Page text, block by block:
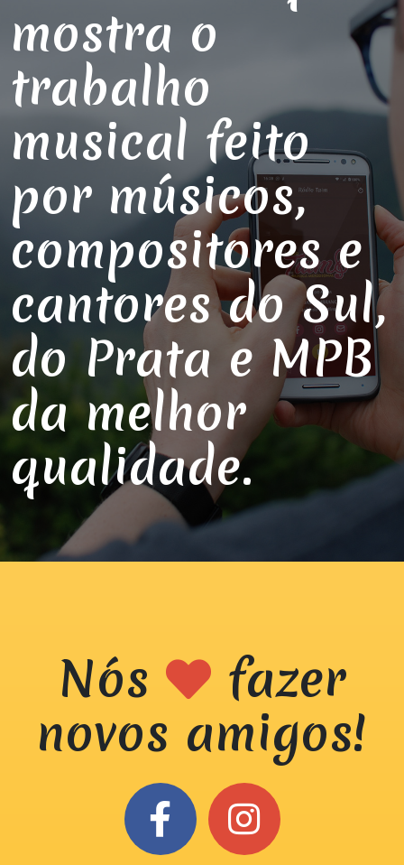
mostra o
trabalho
musical feito
por músicos,
compositores e
cantores do Sul,
do Prata e MPB
da melhor
qualidade.
Nós
fazer
novos amigos!